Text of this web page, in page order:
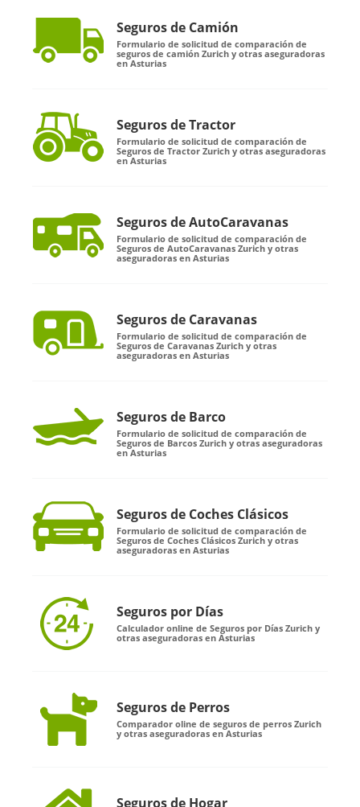
Seguros de Camión
Formulario de solicitud de comparación de
seguros de camión Zurich y otras aseguradoras
en Asturias
Seguros de Tractor
Formulario de solicitud de comparación de
Seguros de Tractor Zurich y otras aseguradoras
en Asturias
Seguros de AutoCaravanas
Formulario de solicitud de comparación de
Seguros de AutoCaravanas Zurich y otras
aseguradoras en Asturias
Seguros de Caravanas
Formulario de solicitud de comparación de
Seguros de Caravanas Zurich y otras
aseguradoras en Asturias
Seguros de Barco
Formulario de solicitud de comparación de
Seguros de Barcos Zurich y otras aseguradoras
en Asturias
Seguros de Coches Clásicos
Formulario de solicitud de comparación de
Seguros de Coches Clásicos Zurich y otras
aseguradoras en Asturias
Seguros por Días
Calculador online de Seguros por Días Zurich y
otras aseguradoras en Asturias
Seguros de Perros
Comparador oline de seguros de perros Zurich
y otras aseguradoras en Asturias
Seguros de Hogar